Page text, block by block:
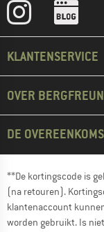
KLANTENSERVICE
OVER
DE
**De kortingscode is
(na retouren).
klantenaccount
worden gebruikt. Is